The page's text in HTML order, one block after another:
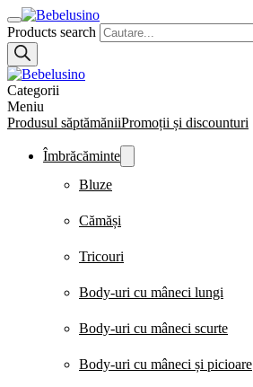
Products search
Categorii
Meniu
Produsul săptămăniiPromoții și discounturi
Îmbrăcăminte
Bluze
Cămăși
Tricouri
Body-uri cu mâneci lungi
Body-uri cu mâneci scurte
Body-uri cu mâneci și picioare